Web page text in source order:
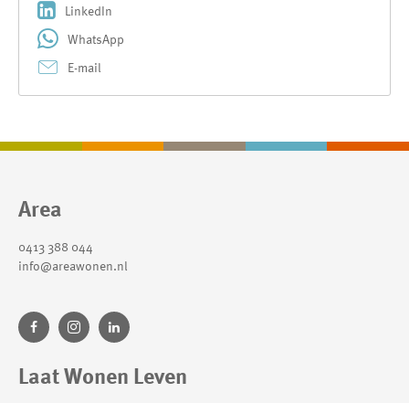
LinkedIn
WhatsApp
E-mail
Contactinformatie
Area
0413 388 044
info@areawonen.nl
Laat Wonen Leven